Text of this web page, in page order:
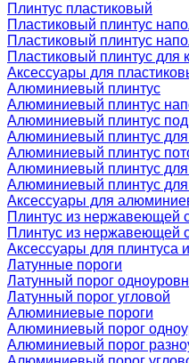
Плинтус пластиковый
Пластиковый плинтус
Пластиковый плинтус
Пластиковый плинтус для
Аксессуары для
Алюминиевый плинтус
Алюминиевый плинтус
Алюминиевый плинтус под
Алюминиевый плинтус для
Алюминиевый плинтус
Алюминиевый плинтус
Алюминиевый плинтус
Аксессуары для
Плинтус из нержавеющей
Плинтус из нержавеющей
Аксессуары для плинтуса
Латунные пороги
Латунный порог
Латунный порог угловой
Алюминиевые пороги
Алюминиевый порог
Алюминиевый порог